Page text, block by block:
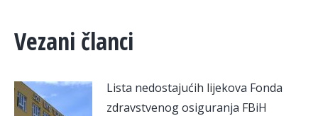
Vezani članci
Lista nedostajućih lijekova Fonda
zdravstvenog osiguranja FBiH